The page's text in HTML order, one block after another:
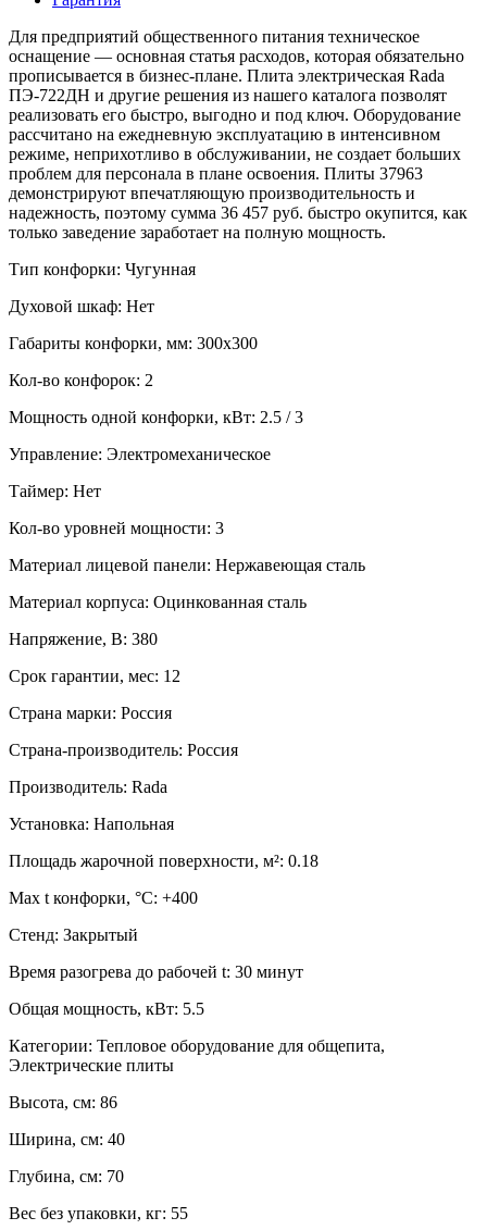
Для предприятий общественного питания техническое
оснащение — основная статья расходов, которая обязательно
прописывается в бизнес-плане. Плита электрическая Rada
ПЭ-722ДН и другие решения из нашего каталога позволят
реализовать его быстро, выгодно и под ключ. Оборудование
рассчитано на ежедневную эксплуатацию в интенсивном
режиме, неприхотливо в обслуживании, не создает больших
проблем для персонала в плане освоения. Плиты 37963
демонстрируют впечатляющую производительность и
надежность, поэтому сумма 36 457 руб. быстро окупится, как
только заведение заработает на полную мощность.
Тип конфорки: Чугунная
Духовой шкаф: Нет
Габариты конфорки, мм: 300х300
Кол-во конфорок: 2
Мощность одной конфорки, кВт: 2.5 / 3
Управление: Электромеханическое
Таймер: Нет
Кол-во уровней мощности: 3
Материал лицевой панели: Нержавеющая сталь
Материал корпуса: Оцинкованная сталь
Напряжение, В: 380
Срок гарантии, мес: 12
Страна марки: Россия
Страна-производитель: Россия
Производитель: Rada
Установка: Напольная
Площадь жарочной поверхности, м²: 0.18
Max t конфорки, °C: +400
Стенд: Закрытый
Время разогрева до рабочей t: 30 минут
Общая мощность, кВт: 5.5
Категории: Тепловое оборудование для общепита,
Электрические плиты
Высота, см: 86
Ширина, см: 40
Глубина, см: 70
Вес без упаковки, кг: 55